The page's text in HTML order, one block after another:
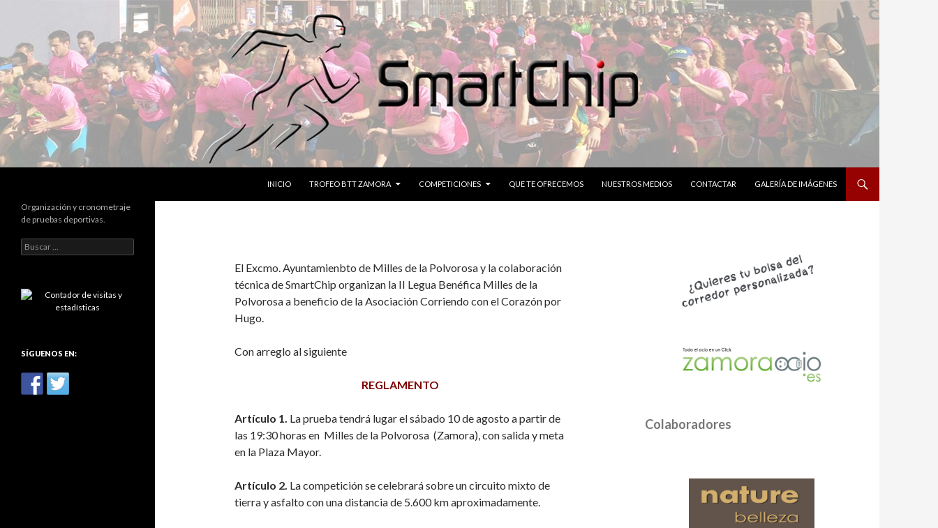
INICIO
TROFEO BTT ZAMORA COMPETICIONES QUE TE OFRECEMOS NUESTROS MEDIOS CONTACTAR GALERÍA DE IMÁGENES
El Excmo. Ayuntamienbto de Milles de la Polvorosa y la colaboración
técnica de SmartChip organizan la II Legua Benéfica Milles de la
Polvorosa a beneficio de la Asociación Corriendo con el Corazón por
Hugo.
Con arreglo al siguiente
REGLAMENTO
Artículo 1. La prueba tendrá lugar el sábado 10 de agosto a partir de
las 19:30 horas en Milles de la Polvorosa (Zamora), con salida y meta
en la Plaza Mayor.
Artículo 2. La competición se celebrará sobre un circuito mixto de
tierra y asfalto con una distancia de 5.600 km aproximadamente.
Colaboradores
Organización y cronometraje
de pruebas deportivas.
B
u
a
SÍGUENOS EN: